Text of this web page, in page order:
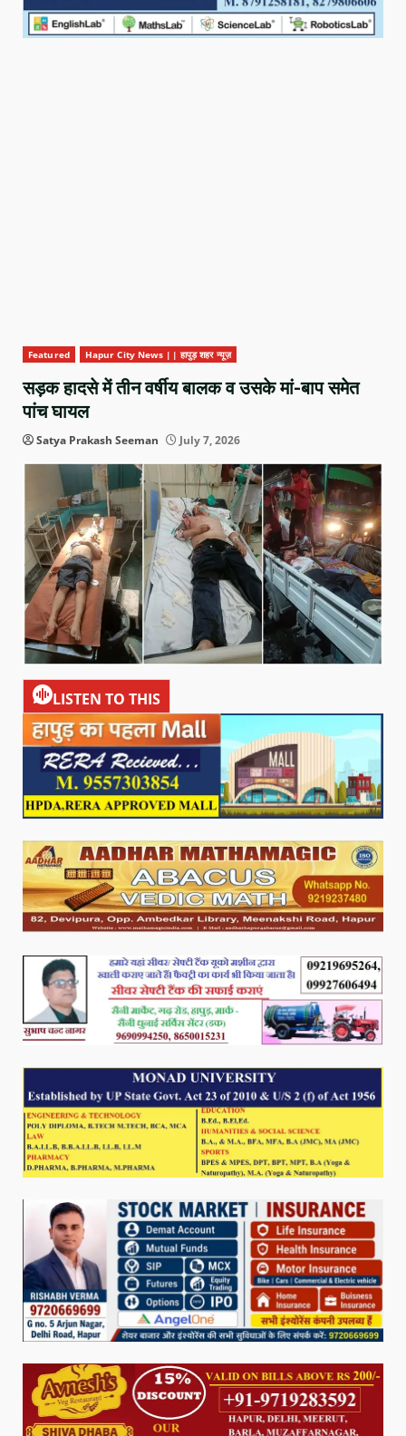
Featured Hapur City News || हापुड़ शहर न्यूज़
सड़क हादसे में तीन वर्षीय बालक व उसके मां-बाप समेत
पांच घायल
Satya Prakash Seeman July 7, 2026
LISTEN TO THIS